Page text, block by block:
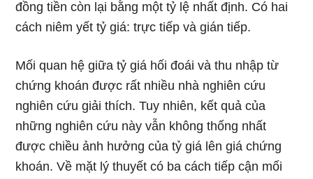
đồng tiền còn lại bằng một tỷ lệ nhất định. Có hai
cách niêm yết tỷ giá: trực tiếp và gián tiếp.
Mối quan hệ giữa tỷ giá hối đoái và thu nhập từ
chứng khoán được rất nhiều nhà nghiên cứu
nghiên cứu giải thích. Tuy nhiên, kết quả của
những nghiên cứu này vẫn không thống nhất
được chiều ảnh hưởng của tỷ giá lên giá chứng
khoán. Về mặt lý thuyết có ba cách tiếp cận mối